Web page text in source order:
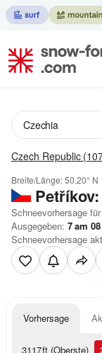
Czech Republic
Breite/Länge:50.20° N
Schneevorhersage
Ausgegeben: 7 am
Schneevorhersage
Vorhersage
3117ft (Oberste)